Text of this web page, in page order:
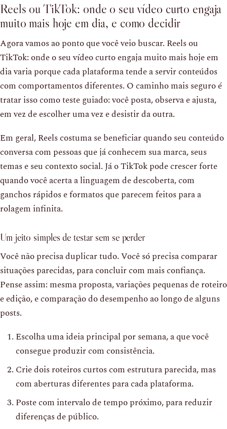
Reels ou TikTok: onde o seu vídeo curto engaja
muito mais hoje em dia, e como decidir
Agora vamos ao ponto que você veio buscar. Reels ou
TikTok: onde o seu vídeo curto engaja muito mais hoje em
dia varia porque cada plataforma tende a servir conteúdos
com comportamentos diferentes. O caminho mais seguro é
tratar isso como teste guiado: você posta, observa e ajusta,
em vez de escolher uma vez e desistir da outra.
Em geral, Reels costuma se beneficiar quando seu conteúdo
conversa com pessoas que já conhecem sua marca, seus
temas e seu contexto social. Já o TikTok pode crescer forte
quando você acerta a linguagem de descoberta, com
ganchos rápidos e formatos que parecem feitos para a
rolagem infinita.
Um jeito simples de testar sem se perder
Você não precisa duplicar tudo. Você só precisa comparar
situações parecidas, para concluir com mais confiança.
Pense assim: mesma proposta, variações pequenas de roteiro
e edição, e comparação do desempenho ao longo de alguns
posts.
Escolha uma ideia principal por semana, a que você
consegue produzir com consistência.
Crie dois roteiros curtos com estrutura parecida, mas
com aberturas diferentes para cada plataforma.
Poste com intervalo de tempo próximo, para reduzir
diferenças de público.